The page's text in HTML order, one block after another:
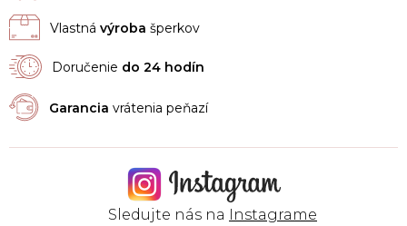
Vlastná výroba šperkov
Doručenie do 24 hodín
Garancia vrátenia peňazí
Sledujte nás na Instagrame